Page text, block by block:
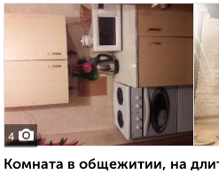
4
Комната в общежитии, на